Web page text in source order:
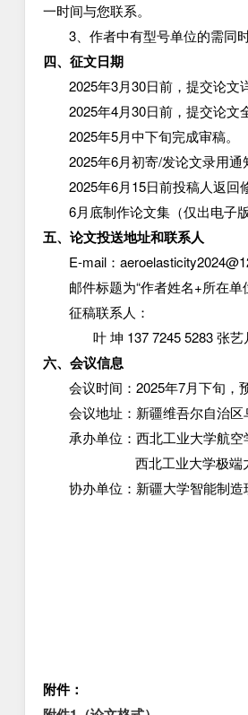
一时间与您联系。
3 、作者中有型号单位的需
四、征文日期
2025年3月30日前，提交论文
2025年4月30日前，提交论文
2025年5月中下旬完成审稿。
2025年6月初寄/发论文录用通
2025年6月15日前投稿人返回
6月底制作论文集（仅出电子
五、论文投送地址和联系人
E-mail ：
邮件标题为“作者姓名+所在单
征稿联系人：
叶坤 137 7245 5283张艺
六、会议信息
会议时间：2025年7月下旬，
会议地址：新疆维吾尔自治
承办单位：西北工业大学航
西北工业大学极端
协办单位：新疆大学智能制
附件：